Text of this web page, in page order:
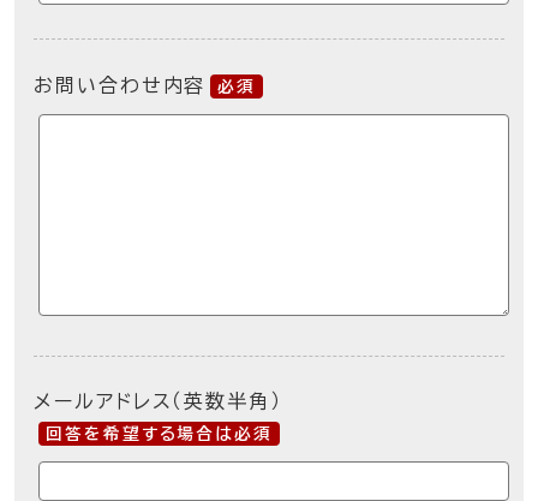
お問い合わせ内容 必須
メールアドレス（英数半角）
回答を希望する場合は必須